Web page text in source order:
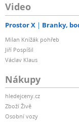
Video
Prostor X Branky,
Milan Knížák pohřeb
Jiří Pospíšil
Václav Klaus
Nákupy
hledejceny.cz
Zboží Živě
Osobní vozy